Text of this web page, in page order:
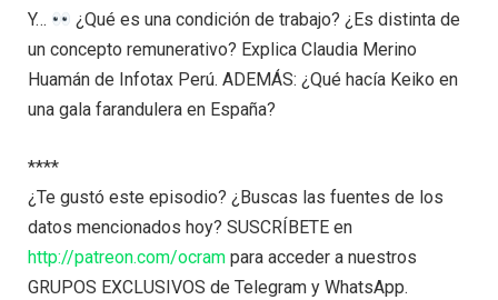
Y…
¿Qué es una condición de trabajo? ¿Es distinta de
un concepto remunerativo? Explica Claudia Merino
Huamán de Infotax Perú. ADEMÁS: ¿Qué hacía Keiko en
una gala farandulera en España?
****
¿Te gustó este episodio? ¿Buscas las fuentes de los
datos mencionados hoy? SUSCRÍBETE en
http://patreon.com/ocram para acceder a nuestros
GRUPOS EXCLUSIVOS de Telegram y WhatsApp.